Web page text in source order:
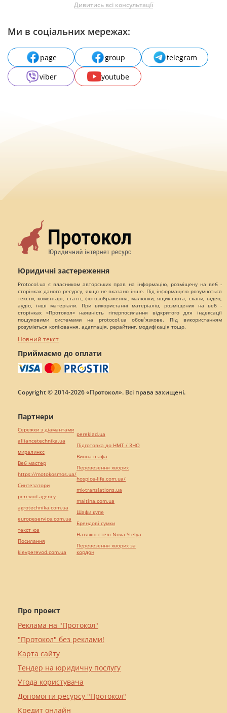
Дивитись всі консультації
Ми в соціальних мережах:
page group
telegram
viber
youtube
Юридичні застереження
Protocol.ua є власником авторських прав на інформацію, розміщену на веб -
сторінках даного ресурсу, якщо не вказано інше. Під інформацією розуміються
тексти, коментарі, статті, фотозображення, малюнки, ящик-шота, скани, відео,
аудіо, інші матеріали. При використанні матеріалів, розміщених на веб -
сторінках «Протокол» наявність гіперпосилання відкритого для індексації
пошуковими системами на protocol.ua обов`язкове. Під використанням
розуміється копіювання, адаптація, рерайтинг, модифікація тощо.
Повний текст
Приймаємо до оплати
Copyright © 2014-2026 «Протокол». Всі права захищені.
Про проект
Реклама на "Протокол"
"Протокол" без реклами!
Карта сайту
Тендер на юридичну послугу
Угода користувача
Допомогти ресурсу "Протокол"
Кредит онлайн
Партнери
Сережки з діамантами
alliancetechnika.ua
миралинкс
Веб мастер
https://motokosmos.ua/
Синтезатори
perevod.agency
agrotechnika.com.ua
europeservice.com.ua
текст юа
Посилання
kievperevod.com.ua
pereklad.ua
Підготовка до НМТ / ЗНО
Винна шафа
Перевезення хворих
hospice-life.com.ua/
mk-translations.ua
maltina.com.ua
Шафи купе
Брендові сумки
Натяжні стелі Nova Stelya
Перевезення хворих за
кордон